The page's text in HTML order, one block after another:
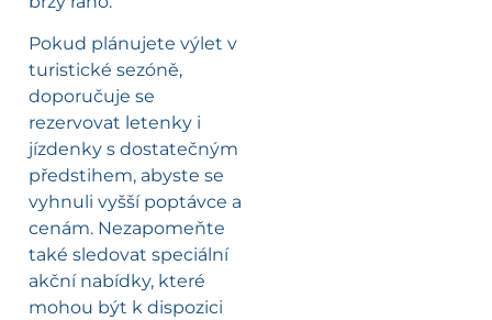
Pokud plánujete výlet v
turistické sezóně,
doporučuje se
rezervovat letenky i
jízdenky s dostatečným
předstihem, abyste se
vyhnuli vyšší poptávce a
cenám. Nezapomeňte
také sledovat speciální
akční nabídky, které
mohou být k dispozici